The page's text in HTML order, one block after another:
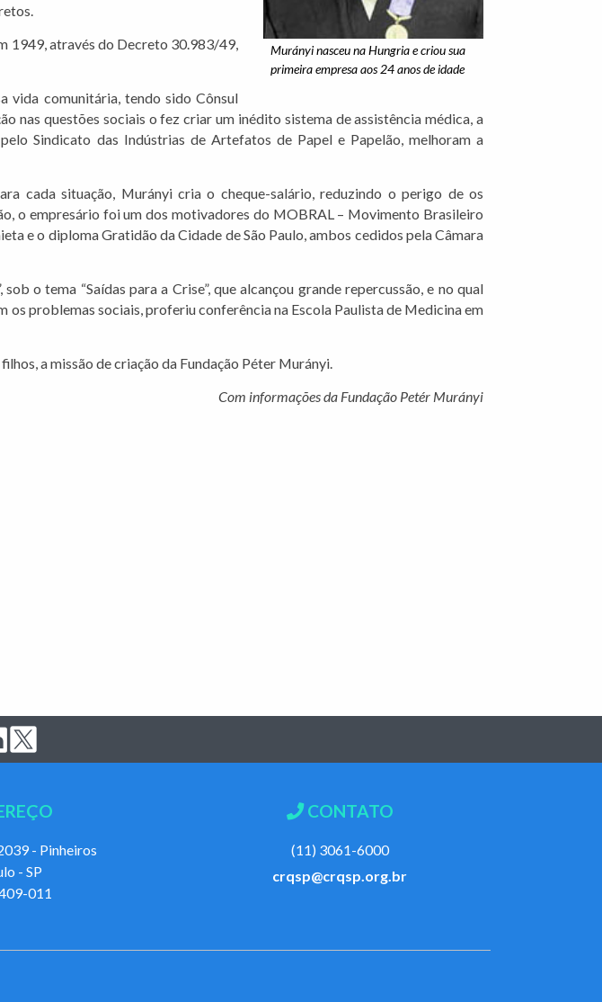
Murányi nasceu na Hungria e criou sua
primeira empresa aos 24 anos de idade
1949, através do Decreto 30.983/49,
vida comunitária, tendo sido Cônsul
nas questões sociais o fez criar um inédito sistema de assistência médica, a
Sindicato das Indústrias de Artefatos de Papel e Papelão, melhoram a
cada situação, Murányi cria o cheque-salário, reduzindo o perigo de os
o empresário foi um dos motivadores do MOBRAL – Movimento Brasileiro
e o diploma Gratidão da Cidade de São Paulo, ambos cedidos pela Câmara
o tema “Saídas para a Crise”, que alcançou grande repercussão, e no qual
problemas sociais, proferiu conferência na Escola Paulista de Medicina em
a missão de criação da Fundação Péter Murányi.
Com informações da Fundação Petér Murányi
- Pinheiros
- SP
011
CONTATO
(11) 3061-6000
crqsp@crqsp.org.br